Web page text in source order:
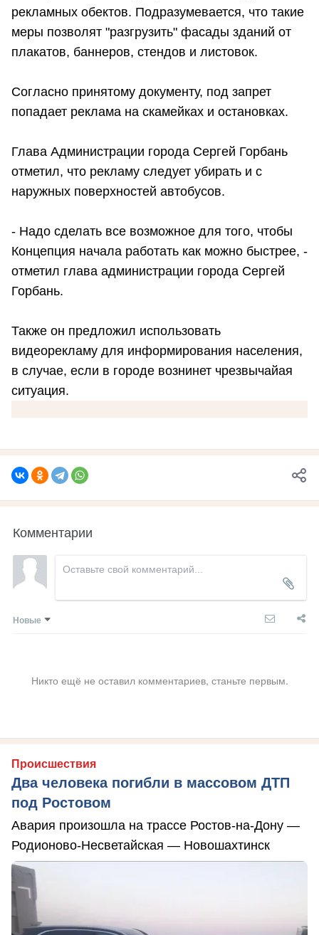
рекламных обектов. Подразумевается, что такие
меры позволят "разгрузить" фасады зданий от
плакатов, баннеров, стендов и листовок.
Согласно принятому документу, под запрет
попадает реклама на скамейках и остановках.
Глава Администрации города Сергей Горбань
отметил, что рекламу следует убирать и с
наружных поверхностей автобусов.
- Надо сделать все возможное для того, чтобы
Концепция начала работать как можно быстрее, -
отметил глава администрации города Сергей
Горбань.
Также он предложил использовать
видеорекламу для информирования населения,
в случае, если в городе вознинет чрезвычайая
ситуация.
Комментарии
Новые
Никто ещё не оставил комментариев, станьте первым.
Происшествия
Два человека погибли в массовом ДТП
под Ростовом
Авария произошла на трассе Ростов-на-Дону —
Родионово-Несветайская — Новошахтинск